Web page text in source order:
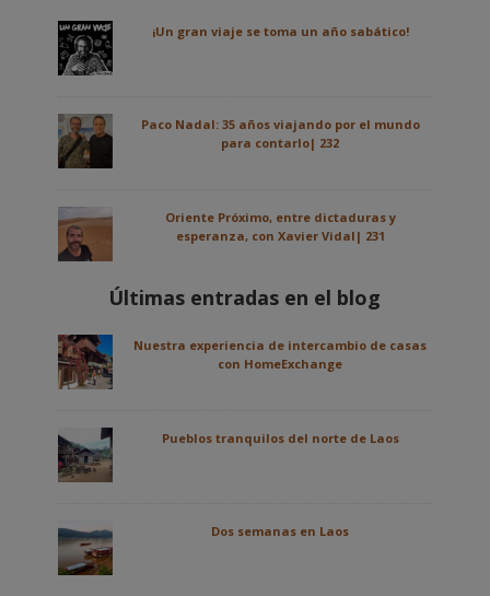
¡Un gran viaje se toma un año sabático!
Paco Nadal: 35 años viajando por el mundo
para contarlo| 232
Oriente Próximo, entre dictaduras y
esperanza, con Xavier Vidal| 231
Últimas entradas en el blog
Nuestra experiencia de intercambio de casas
con HomeExchange
Pueblos tranquilos del norte de Laos
Dos semanas en Laos